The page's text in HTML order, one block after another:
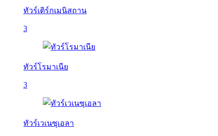
ทัวร์เติร์กเมนิสถาน
3
ทัวร์โรมาเนีย
3
ทัวร์เวเนซุเอลา